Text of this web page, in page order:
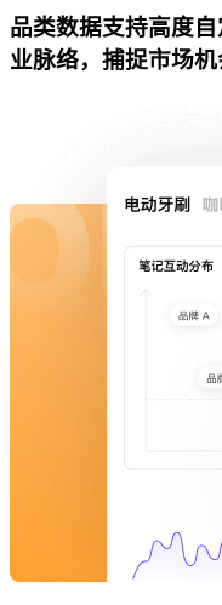
品类数据支持高度
业脉络，捕捉市场机